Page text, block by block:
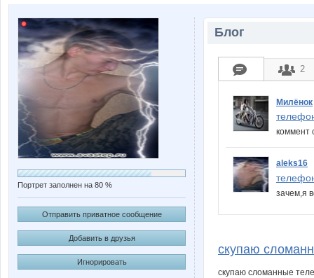
Портрет заполнен на 80 %
Отправить приватное сообщение
Добавить в друзья
Игнорировать
Блог
2
Милёнок
коммент
aleks16
зачем,я
скупаю
скупаю сломанные